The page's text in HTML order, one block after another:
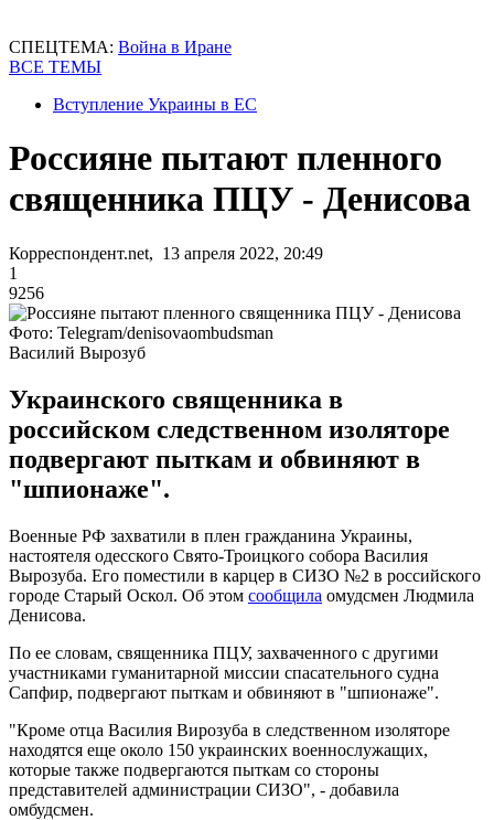
СПЕЦТЕМА: Война в Иране
ВСЕ ТЕМЫ
Вступление Украины в ЕС
Россияне пытают пленного
священника ПЦУ - Денисова
Корреспондент.net, 13 апреля 2022, 20:49
1
9256
Фото: Telegram/denisovaombudsman
Василий Вырозуб
Украинского священника в
российском следственном изоляторе
подвергают пыткам и обвиняют в
"шпионаже".
Военные РФ захватили в плен гражданина Украины,
настоятеля одесского Свято-Троицкого собора Василия
Вырозуба. Его поместили в карцер в СИЗО №2 в российского
городе Старый Оскол. Об этом сообщила омудсмен Людмила
Денисова.
По ее словам, священника ПЦУ, захваченного с другими
участниками гуманитарной миссии спасательного судна
Сапфир, подвергают пыткам и обвиняют в "шпионаже".
"Кроме отца Василия Вирозуба в следственном изоляторе
находятся еще около 150 украинских военнослужащих,
которые также подвергаются пыткам со стороны
представителей администрации СИЗО", - добавила
омбудсмен.